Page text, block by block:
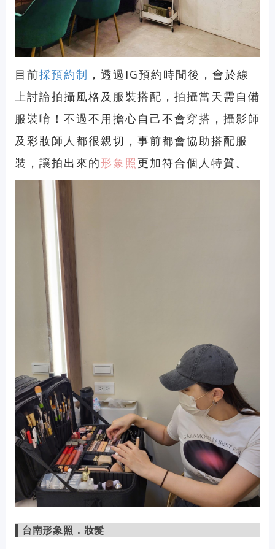
目前採預約制 ，透過IG預約時間後，會於線
上討論拍攝風格及服裝搭配，拍攝當天需自備
服裝唷！不過不用擔心自己不會穿搭，攝影師
及彩妝師人都很親切，事前都會協助搭配服
裝，讓拍出來的形象照 更加符合個人特質。
台南形象照 ．妝髮